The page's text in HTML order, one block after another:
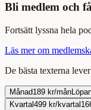
Bli medlem och
Fortsätt lyssna hela
Läs mer om
De bästa texterna
Månad189 kr/mån
Kvartal499 kr/kvartal